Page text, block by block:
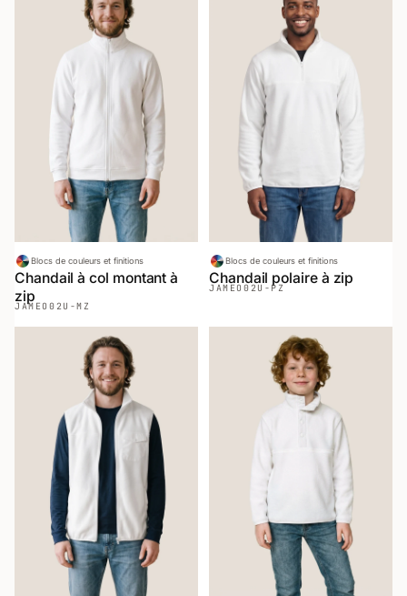
Blocs de couleurs et finitions
Chandail à col montant à
zip
JAMEO 02U-MZ
Blocs de couleurs et finitions
Chandail polaire à zip
JAMEO 02U-PZ